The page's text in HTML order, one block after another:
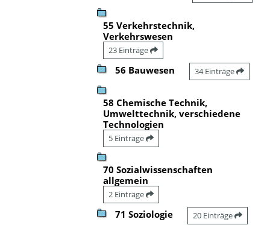
55 Verkehrstechnik,
Verkehrswesen
23 Einträge
56 Bauwesen 34 Einträge
58 Chemische Technik,
Umwelttechnik, verschiedene
Technologien
5 Einträge
70 Sozialwissenschaften
allgemein
2 Einträge
71 Soziologie 20 Einträge